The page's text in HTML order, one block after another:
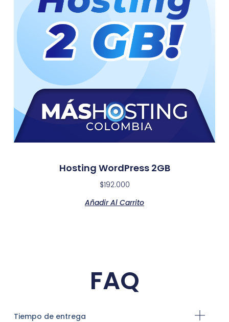
Hosting WordPress 2GB
$192.000
Añadir Al Carrito
FAQ
Tiempo de entrega